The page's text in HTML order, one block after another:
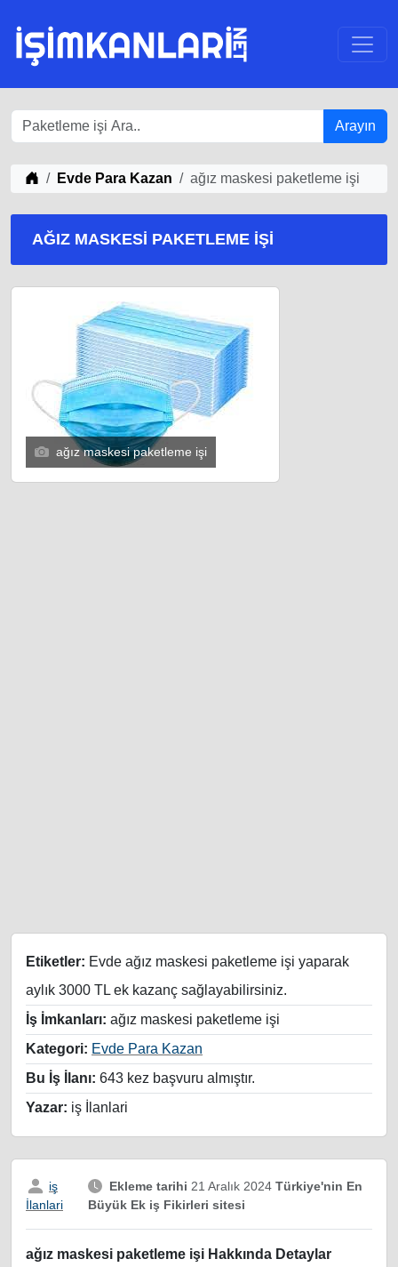
Arayın
iş Fikirleri
Evde Para Kazan ağız maskesi paketleme işi
AĞIZ MASKESI PAKETLEME IŞI
ağız maskesi paketleme işi
Etiketler: Evde ağız maskesi paketleme işi yaparak
aylık 3000 TL ek kazanç sağlayabilirsiniz.
İş İmkanları: ağız maskesi paketleme işi
Kategori: Evde Para Kazan
Bu İş İlanı: 643 kez başvuru almıştır.
Yazar: iş İlanlari
iş
İlanlari
Ekleme tarihi 21 Aralık 2024Türkiye'nin En
Büyük Ek iş Fikirleri sitesi
ağız maskesi paketleme işi Hakkında Detaylar